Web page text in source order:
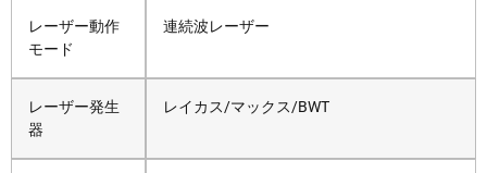
レーザー動作
モード
連続波レーザー
レーザー発生
器
レイカス/マックス/BWT